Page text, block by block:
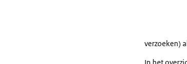
verzoeken)